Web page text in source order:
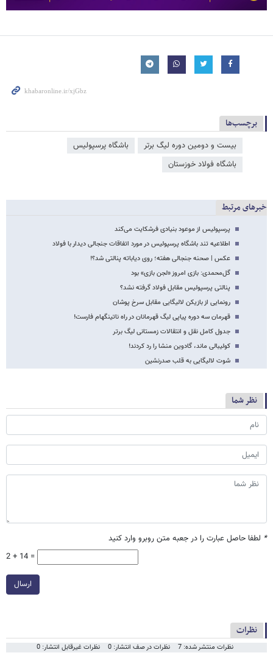
برچسب‌ها
بیست و دومین دوره لیگ برتر
باشگاه پرسپولیس
باشگاه فولاد خوزستان
خبرهای مرتبط
پرسپولیس از موعود بنیادی‌ فرشکایت می‌کند
اطلاعیه تند باشگاه پرسپولیس در مورد اتفاقات جنجالی دیدار با فولاد
عکس | صحنه جنجالی هفته؛ روی دیاباته پنالتی شد؟!
گل‌محمدی: بازی امروز «لجن بازی» بود
پنالتی پرسپولیس مقابل فولاد گرفته نشد؟
رونمایی از بازیکن لالیگایی مقابل سرخ پوشان
قهرمان سه دوره پیاپی لیگ قهرمانان در راه ناتینگهام فارست!
جدول کامل نقل و انتقالات زمستانی لیگ برتر
کولیبالی ماند، گادوین منشا را رد کردند!
شوت لالیگایی به قلب صدرنشین
نظر شما
* لطفا حاصل عبارت را در جعبه متن روبرو وارد کنید
2 + 14 =
ارسال
نظرات
نظرات منتشر شده: 7 نظرات در صف انتشار: 0 نظرات غیرقابل انتشار: 0